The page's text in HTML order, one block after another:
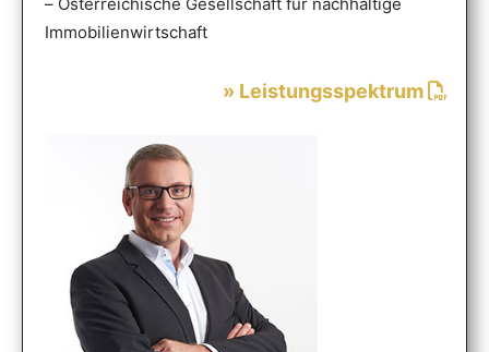
Immobilienwirtschaft
» Leistungsspektrum